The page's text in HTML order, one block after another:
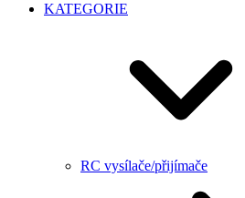
KATEGORIE
RC vysílače/přijímače